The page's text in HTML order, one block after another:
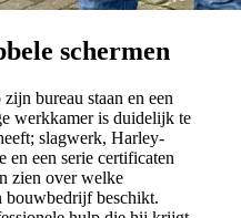
schermen
bureau staan en een
werkkamer is duidelijk te
slagwerk, Harley-
een serie certificaten
zien over welke
bouwbedrijf beschikt.